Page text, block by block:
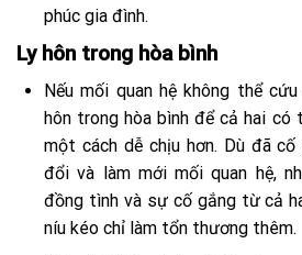
phúc gia đình.
Ly hôn trong hòa bình
Nếu mối quan hệ không thể
hôn trong hòa bình để cả hai
một cách dễ chịu hơn. Dù đã
đổi và làm mới mối quan hệ,
đồng tình và sự cố gắng từ cả
níu kéo chỉ làm tổn thương thêm.